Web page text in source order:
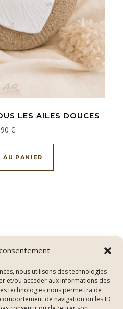
nous utilisons des technologies
et/ou accéder aux informations des
technologies nous permettra de
de navigation ou les ID
LES AILES DOUCES
€
AU PANIER